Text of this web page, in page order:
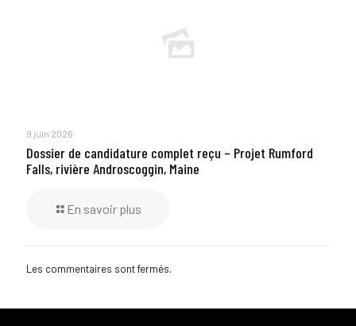
9 juin 2026
Dossier de candidature complet reçu – Projet Rumford
Falls, rivière Androscoggin, Maine
En savoir plus
Les commentaires sont fermés.